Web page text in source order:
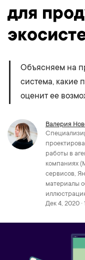
для
Объясняем на
система, какие
оценит ее
Валерия
работы в
компаниях
сервисов,
материалы
Дек 4, 2020 ·